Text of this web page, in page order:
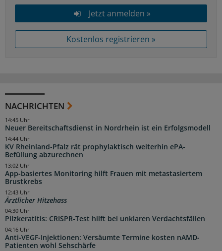
Jetzt anmelden »
Kostenlos registrieren »
NACHRICHTEN
Neuer Bereitschaftsdienst in Nordrhein ist ein Erfolgsmodell
14:45 Uhr
KV Rheinland-Pfalz rät prophylaktisch weiterhin ePA-
Befüllung abzurechnen
14:44 Uhr
App-basiertes Monitoring hilft Frauen mit metastasiertem
Brustkrebs
13:02 Uhr
Ärztlicher Hitzehass
12:43 Uhr
Pilzkeratitis: CRISPR-Test hilft bei unklaren Verdachtsfällen
04:30 Uhr
Anti-VEGF-Injektionen: Versäumte Termine kosten nAMD-
Patienten wohl Sehschärfe
04:16 Uhr